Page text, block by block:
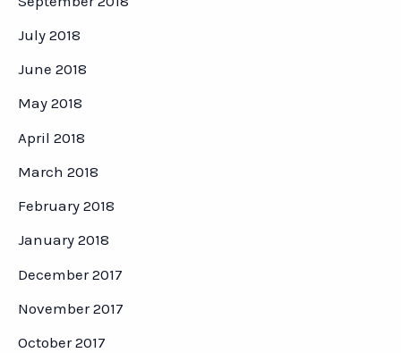
July 2018
June 2018
May 2018
April 2018
March 2018
February 2018
January 2018
December 2017
November 2017
October 2017